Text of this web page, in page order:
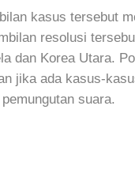
kasus tersebut
resolusi
dan Korea Utara.
jika ada kasus-
suara.